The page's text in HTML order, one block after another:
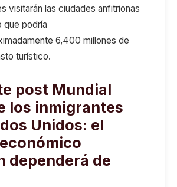
visitarán las ciudades anfitrionas
que podría
6,400 millones de
turístico.
post Mundial
los inmigrantes
Unidos: el
dependerá de